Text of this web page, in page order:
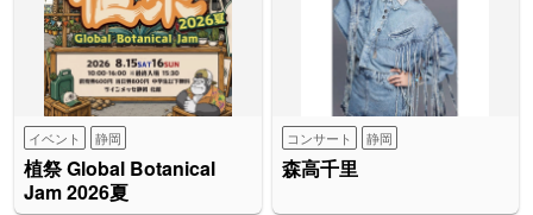
植祭 Global Botanical
Jam 2026夏
イベント 静岡
森高千里
コンサート 静岡